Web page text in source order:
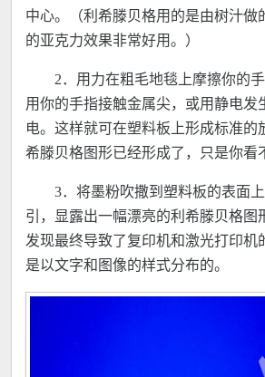
中心。（利希滕贝格用的是由树汁做
的亚克力效果非常好用。）
2．用力在粗毛地毯上摩擦你的
用你的手指接触金属尖，或用静电发
电。这样就可在塑料板上形成标准的
希滕贝格图形已经形成了，只是你看
3．将墨粉吹撒到塑料板的表面
引，显露出一幅漂亮的利希滕贝格图
发现最终导致了复印机和激光打印机
是以文字和图像的样式分布的。